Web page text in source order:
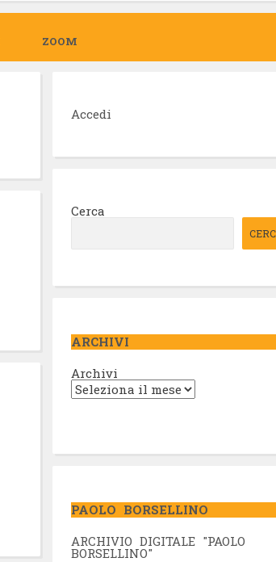
ZOOM
Accedi
Cerca
ARCHIVI
Archivi
PAOLO BORSELLINO
ARCHIVIO DIGITALE "PAOLO
BORSELLINO"